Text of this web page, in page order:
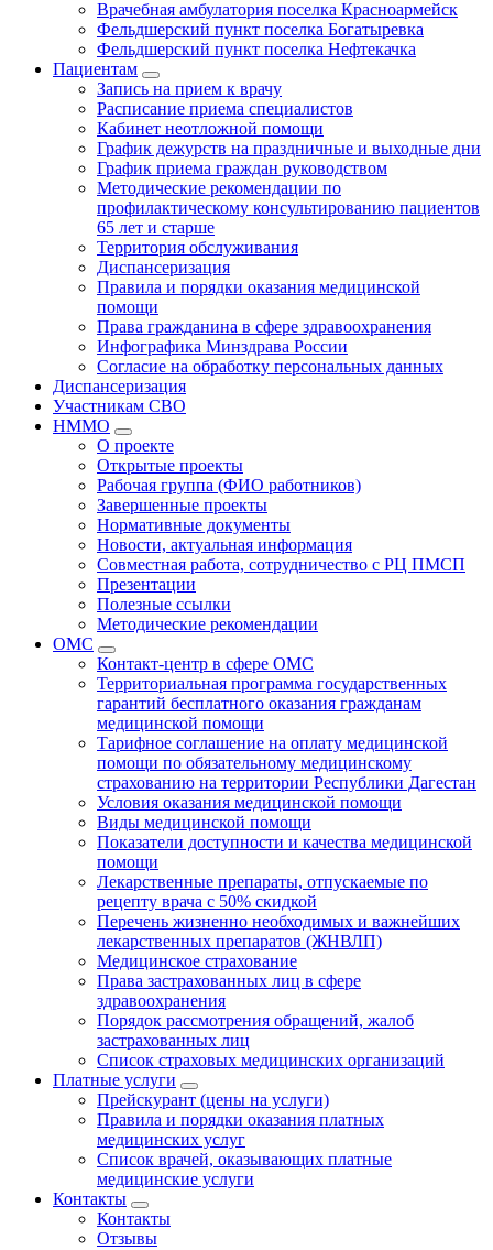
Врачебная амбулатория поселка Красноармейск
Фельдшерский пункт поселка Богатыревка
Фельдшерский пункт поселка Нефтекачка
Пациентам
Запись на прием к врачу
Расписание приема специалистов
Кабинет неотложной помощи
График дежурств на праздничные и выходные дни
График приема граждан руководством
Методические рекомендации по
профилактическому консультированию пациентов
65 лет и старше
Территория обслуживания
Диспансеризация
Правила и порядки оказания медицинской
помощи
Права гражданина в сфере здравоохранения
Инфографика Минздрава России
Согласие на обработку персональных данных
Диспансеризация
Участникам СВО
НММО
О проекте
Открытые проекты
Рабочая группа (ФИО работников)
Завершенные проекты
Нормативные документы
Новости, актуальная информация
Совместная работа, сотрудничество с РЦ ПМСП
Презентации
Полезные ссылки
Методические рекомендации
ОМС
Контакт-центр в сфере ОМС
Территориальная программа государственных
гарантий бесплатного оказания гражданам
медицинской помощи
Тарифное соглашение на оплату медицинской
помощи по обязательному медицинскому
страхованию на территории Республики Дагестан
Условия оказания медицинской помощи
Виды медицинской помощи
Показатели доступности и качества медицинской
помощи
Лекарственные препараты, отпускаемые по
рецепту врача с 50% скидкой
Перечень жизненно необходимых и важнейших
лекарственных препаратов (ЖНВЛП)
Медицинское страхование
Права застрахованных лиц в сфере
здравоохранения
Порядок рассмотрения обращений, жалоб
застрахованных лиц
Список страховых медицинских организаций
Платные услуги
Прейскурант (цены на услуги)
Правила и порядки оказания платных
медицинских услуг
Список врачей, оказывающих платные
медицинские услуги
Контакты
Контакты
Отзывы